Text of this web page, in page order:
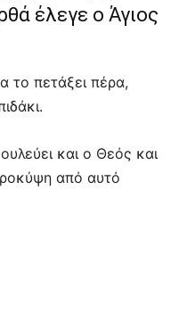
έλεγε ο Άγιος
το πετάξει πέρα,
και ο Θεός και
από αυτό